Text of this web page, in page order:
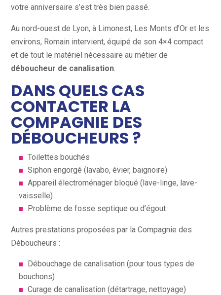
votre anniversaire s’est très bien passé.
Au nord-ouest de Lyon, à Limonest, Les Monts d’Or et les
environs, Romain intervient, équipé de son 4×4 compact
et de tout le matériel nécessaire au métier de
déboucheur de canalisation.
DANS QUELS CAS
CONTACTER LA
COMPAGNIE DES
DÉBOUCHEURS ?
Toilettes bouchés
Siphon engorgé (lavabo, évier, baignoire)
Appareil électroménager bloqué (lave-linge, lave-
vaisselle)
Problème de fosse septique ou d’égout
Autres prestations proposées par la Compagnie des
Déboucheurs :
Débouchage de canalisation (pour tous types de
bouchons)
Curage de canalisation (détartrage, nettoyage)